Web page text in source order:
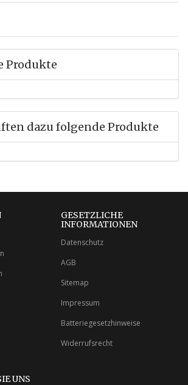
Produkte
dazu folgende Produkte
GESETZLICHE
INFORMATIONEN
Datenschutz
AGB
Sitemap
Impressum
Batteriegesetzhinweise
Widerrufsrecht
UNS